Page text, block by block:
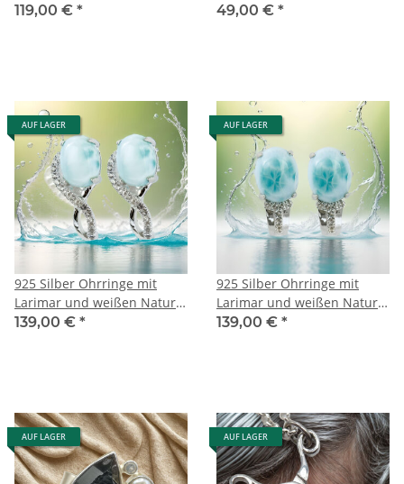
119,00 € *
49,00 € *
AUF LAGER
925 Silber Ohrringe mit
Larimar und weißen Natur
Topasen
139,00 € *
AUF LAGER
925 Silber Ohrringe mit
Larimar und weißen Natur
Topasen (2)
139,00 € *
AUF LAGER AUF LAGER